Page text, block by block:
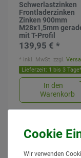
Schwerlastzinken
Frontladerzinken
Zinken 900mm
M28x1,5mm
mit T-Profil
139,95 € *
Lieferzeit: 1 bis 3
In den
Warenkorb
* inkl. MwSt. zzgl.
Wir verwenden